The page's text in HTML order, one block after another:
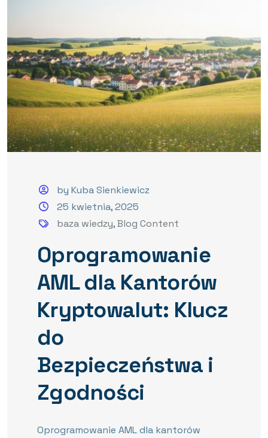
by Kuba Sienkiewicz
25 kwietnia, 2025
baza wiedzy,Blog Content
Oprogramowanie
AML dla Kantorów
Kryptowalut: Klucz
do
Bezpieczeństwa i
Zgodności
Oprogramowanie AML dla kantorów